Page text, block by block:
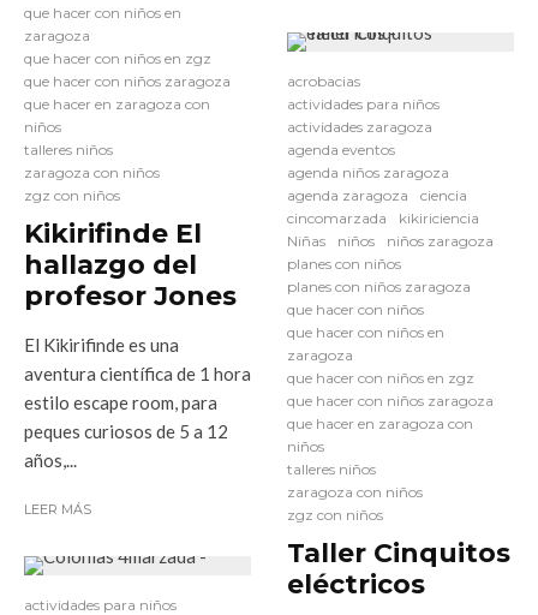
que hacer con niños en
zaragoza
que hacer con niños en zgz
que hacer con niños zaragoza
que hacer en zaragoza con
niños
talleres niños
zaragoza con niños
zgz con niños
Kikirifinde El
hallazgo del
profesor Jones
El Kikirifinde es una
aventura científica de 1 hora
estilo escape room, para
peques curiosos de 5 a 12
años,...
LEER MÁS
actividades para niños
acrobacias
actividades para niños
actividades zaragoza
agenda eventos
agenda niños zaragoza
agenda zaragoza
ciencia
cincomarzada
kikiriciencia
Niñas
niños
niños zaragoza
planes con niños
planes con niños zaragoza
que hacer con niños
que hacer con niños en
zaragoza
que hacer con niños en zgz
que hacer con niños zaragoza
que hacer en zaragoza con
niños
talleres niños
zaragoza con niños
zgz con niños
Taller Cinquitos
eléctricos